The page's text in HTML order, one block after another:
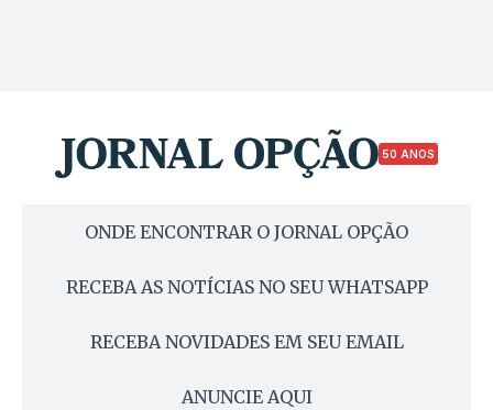
50 ANOS
ONDE ENCONTRAR O JORNAL OPÇÃO
RECEBA AS NOTÍCIAS NO SEU WHATSAPP
RECEBA NOVIDADES EM SEU EMAIL
ANUNCIE AQUI